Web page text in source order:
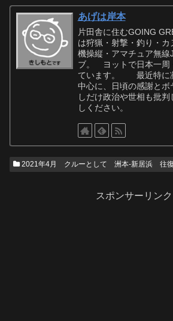
あげは岸本
片田舎に住むGOING
は狩猟・射撃・釣り・
機操縦・アマチュア無線
ブ。 ヨットで日本一周
ています。 最近特に
中心に、日頃の感謝と
しだけ政治や世相も批
しください。
2021年4月 クルーとして 洲本-新居浜 往復
スポンサーリンク